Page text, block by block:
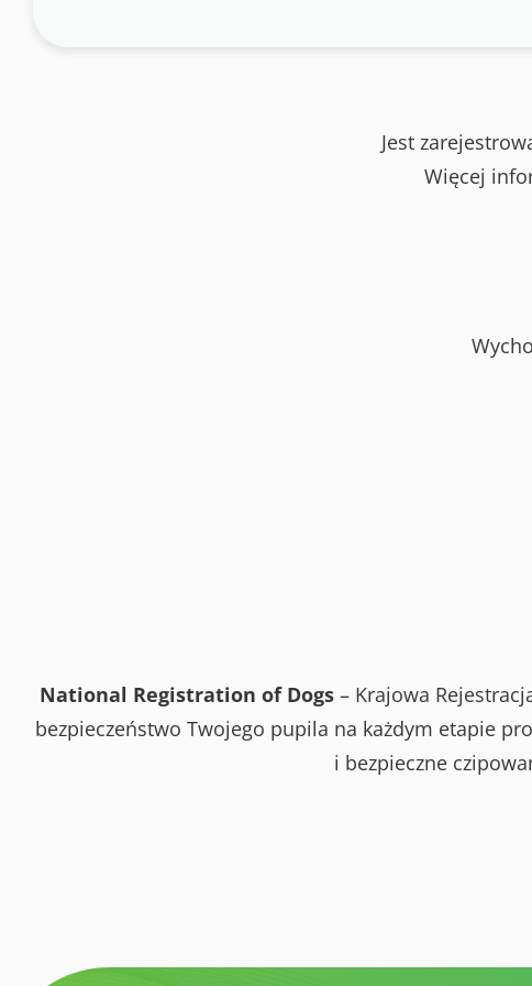
Jest
Więcej
National Registration of Dogs – Krajowa
bezpieczeństwo Twojego pupila na każdym etapie
i bezpieczne